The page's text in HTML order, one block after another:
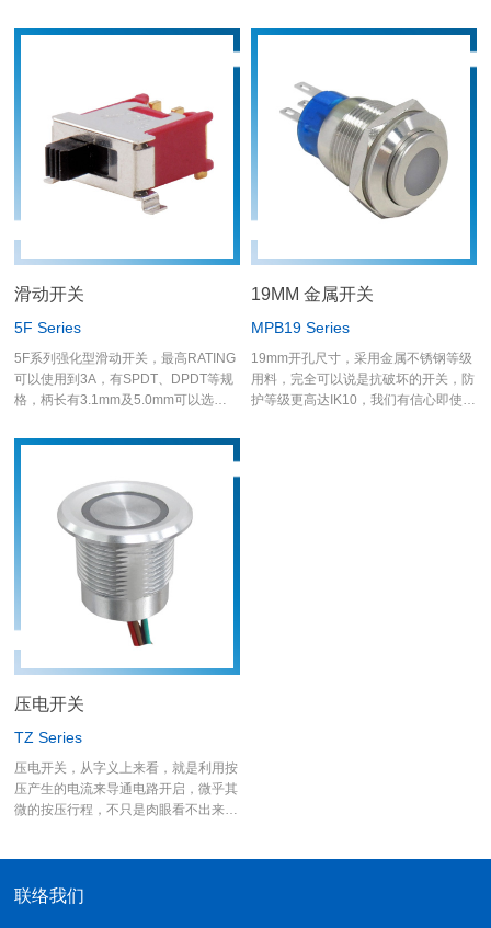
需求客制字体或图案。 PF系列是防雷
击开关，可在恶劣环境中使用，外壳使
深;一小时)。
滑动开关
5F Series
5F系列强化型滑动开关，最高RATING
可以使用到3A，有SPDT、DPDT等规
格，柄长有3.1mm及5.0mm可以选择
弯脚及SMT脚，应用面相当广泛，举凡
19MM 金属开关
MPB19 Series
19mm开孔尺寸，采用金属不锈钢等级
用料，完全可以说是抗破坏的开关，防
护等级更高达IK10，我们有信心即使机
压电开关
TZ Series
压电开关，从字义上来看，就是利用按
压产生的电流来导通电路开启，微乎其
微的按压行程，不只是肉眼看不出来，
的指针微微增加，若选用的是不带LED
联络我们